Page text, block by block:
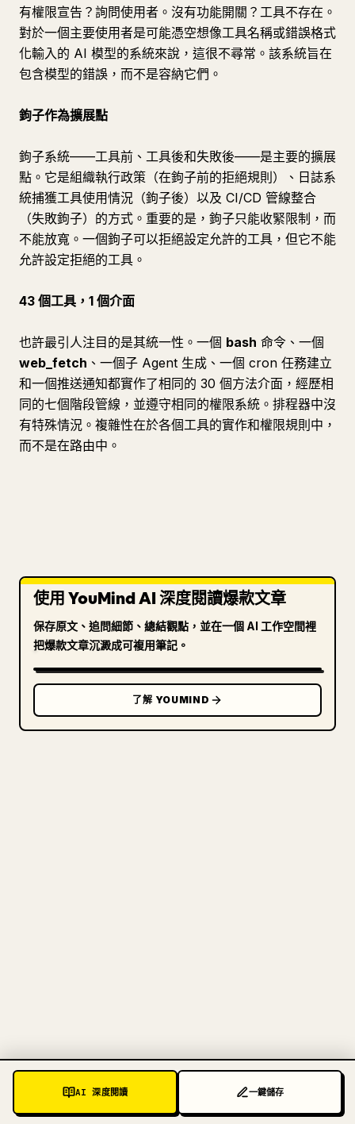
有權限宣告？詢問使用者。沒有功能開關？工具不存在。
對於一個主要使用者是可能憑空想像工具名稱或錯誤格式
化輸入的 AI 模型的系統來說，這很不尋常。該系統旨在
包含模型的錯誤，而不是容納它們。
鉤子作為擴展點
鉤子系統——工具前、工具後和失敗後——是主要的擴展
點。它是組織執行政策（在鉤子前的拒絕規則）、日誌系
統捕獲工具使用情況（鉤子後）以及 CI/CD 管線整合
（失敗鉤子）的方式。重要的是，鉤子只能收緊限制，而
不能放寬。一個鉤子可以拒絕設定允許的工具，但它不能
允許設定拒絕的工具。
43 個工具，1 個介面
也許最引人注目的是其統一性。一個 bash 命令、一個
web_fetch 、一個子 Agent 生成、一個 cron 任務建立
和一個推送通知都實作了相同的 30 個方法介面，經歷相
同的七個階段管線，並遵守相同的權限系統。排程器中沒
有特殊情況。複雜性在於各個工具的實作和權限規則中，
而不是在路由中。
AI 深度閱讀 一鍵儲存
使用 YouMind AI 深度閱讀爆款文章
保存原文、追問細節、總結觀點，並在一個 AI 工作空間裡
把爆款文章沉澱成可複用筆記。
了解 YOUMIND